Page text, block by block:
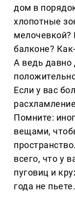
дом в
хлопотные
мелочевкой?
балконе?
А ведь давно
Если у вас
Помните:
вещами,
всего, что у
пуговиц и
года не пьете.